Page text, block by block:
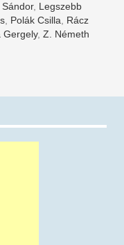
, Legszebb
, Polák Csilla, Rácz
Gergely, Z. Németh